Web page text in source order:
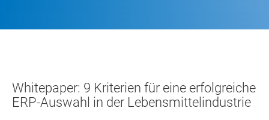
Whitepaper: 9 Kriterien für eine erfolgreiche
ERP-Auswahl in der Lebensmittelindustrie